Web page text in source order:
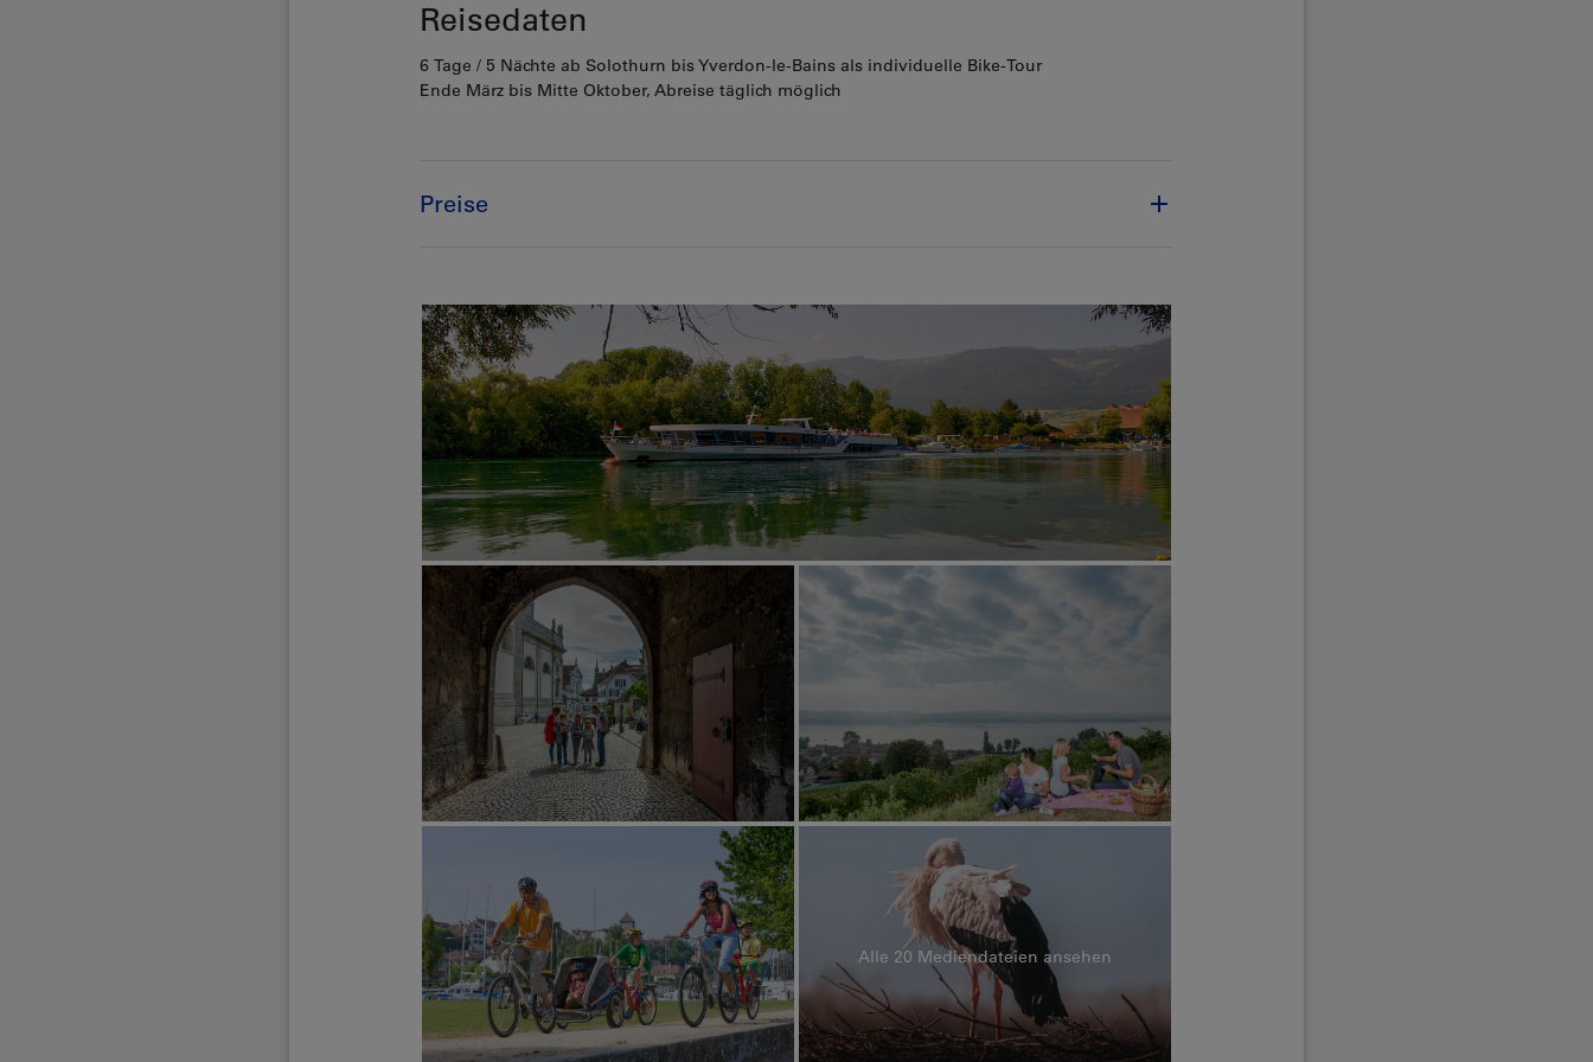
Reisedaten
6 Tage / 5 Nächte ab Solothurn bis Yverdon-le-Bains als individuelle Bike-Tour
Ende März bis Mitte Oktober, Abreise täglich möglich
Preise
Alle 20 Mediendateien ansehen